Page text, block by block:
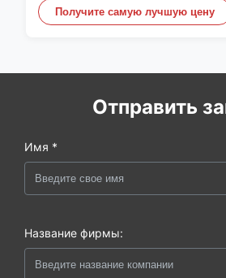
4 кВт 45 кг Упор для лодки
серфинга Подводное
Получите самую лучшую цену
Отправить
Имя *
Название фирмы: